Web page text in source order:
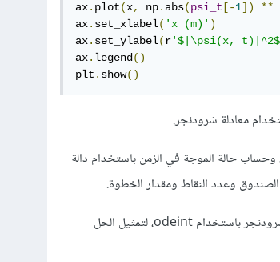
ax. plot(x, np. abs(psi_t [-1]) **
ax. set_xlabel( 'x (m)' )
ax. set_ylabel(r'$|\psi(x,
ax. legend()
plt . show()
معادلة شرودنجر.
حالة الموجة في الزمن باستخدام دالة
وتتمثل الفكرة الأساسية في تحديد الطاقة ومعامل الانحراف وحل معادلة شرودنجر باستخدام odeint، لتمثيل الحل